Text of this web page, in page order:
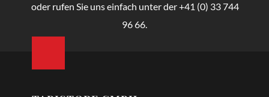
oder rufen Sie uns einfach unter der +41 (0) 33 744
96 66.